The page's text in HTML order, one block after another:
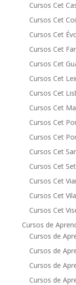
Cursos Cet
Cursos Cet
Cursos Cet
Cursos Cet
Cursos Cet
Cursos Cet
Cursos Cet
Cursos Cet
Cursos Cet
Cursos Cet
Cursos Cet
Cursos Cet
Cursos Cet
Cursos Cet
Cursos Cet
Cursos de
Cursos de
Cursos de
Cursos de
Cursos de